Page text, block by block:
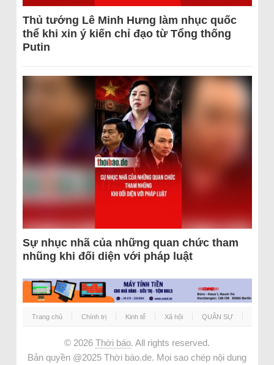
Thủ tướng Lê Minh Hưng làm nhục quốc
thể khi xin ý kiến chỉ đạo từ Tổng thống
Putin
Sự nhục nhã của những quan chức tham
nhũng khi đối diện với pháp luật
Trang chủ Chính trị Kinh tế Xã hội QUÂN SỰ
© 2026 Thời báo. All rights reserved.
Bản quyền @2025 Thời báo.de. Mọi sao chép nội dung